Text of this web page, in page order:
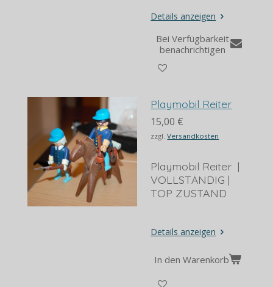
Details anzeigen
Bei Verfügbarkeit
benachrichtigen
Playmobil Reiter
15,00 €
zzgl.Versandkosten
Playmobil Reiter |
VOLLSTÄNDIG |
TOP ZUSTAND
Details anzeigen
In den Warenkorb